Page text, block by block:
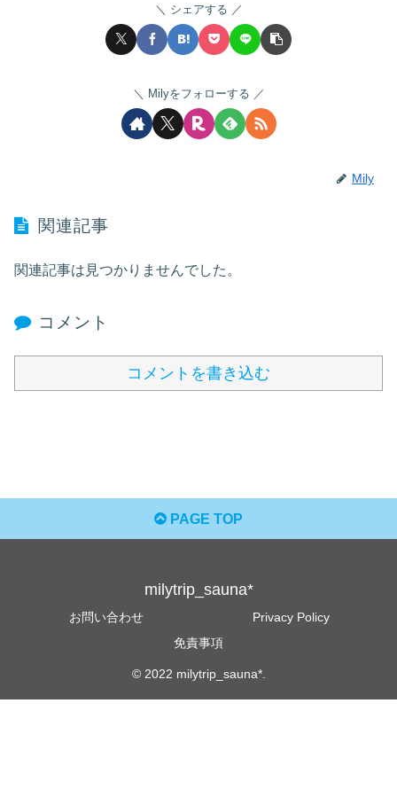
シェアする
Milyをフォローする
Mily
関連記事
関連記事は見つかりませんでした。
コメント
コメントを書き込む
PAGE TOP
milytrip_sauna*
お問い合わせ
Privacy Policy
免責事項
© 2022 milytrip_sauna*.